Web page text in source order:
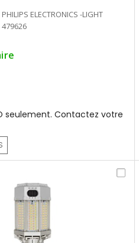
PHILIPS ELECTRONICS -LIGHT
479626
seulement. Contactez votre